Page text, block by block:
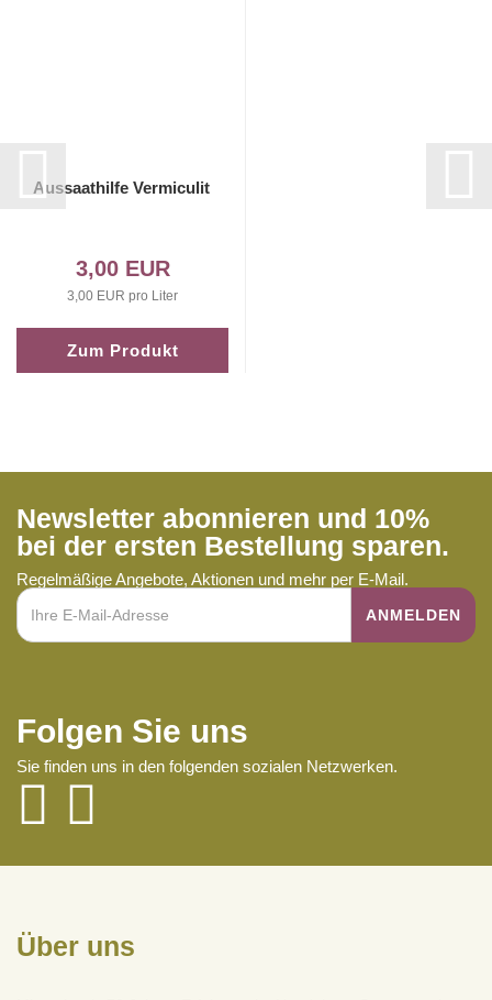
Aussaathilfe Vermiculit
3,00 EUR
3,00 EUR pro Liter
Zum Produkt
Newsletter abonnieren und 10%
bei der ersten Bestellung sparen.
Regelmäßige Angebote, Aktionen und mehr per E-Mail.
Folgen Sie uns
Sie finden uns in den folgenden sozialen Netzwerken.
Über uns